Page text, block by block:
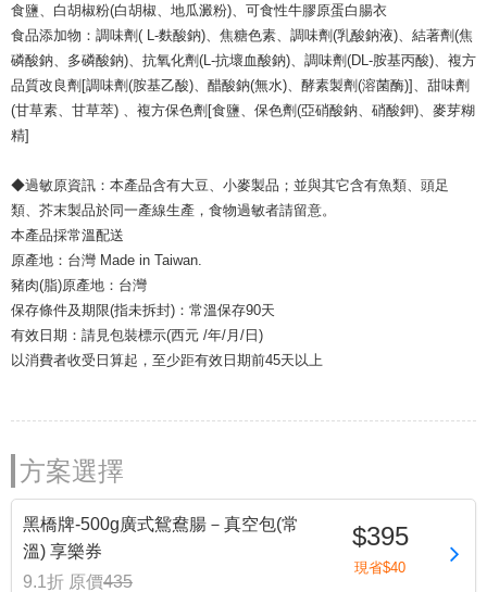
食鹽、白胡椒粉(白胡椒、地瓜澱粉)、可食性牛膠原蛋白腸衣
食品添加物：調味劑( L-麩酸鈉)、焦糖色素、調味劑(乳酸鈉液)、結著劑(焦
磷酸鈉、多磷酸鈉)、抗氧化劑(L-抗壞血酸鈉)、調味劑(DL-胺基丙酸)、複方
品質改良劑[調味劑(胺基乙酸)、醋酸鈉(無水)、酵素製劑(溶菌酶)]、甜味劑
(甘草素、甘草萃) 、複方保色劑[食鹽、保色劑(亞硝酸鈉、硝酸鉀)、麥芽糊
精]
◆過敏原資訊：本產品含有大豆、小麥製品；並與其它含有魚類、頭足
類、芥末製品於同一產線生產，食物過敏者請留意。
本產品採常溫配送
原產地：台灣 Made in Taiwan.
豬肉(脂)原產地：台灣
保存條件及期限(指未拆封)：常溫保存90天
有效日期：請見包裝標示(西元 /年/月/日)
以消費者收受日算起，至少距有效日期前45天以上
方案選擇
黑橋牌-500g廣式鴛鴦腸－真空包(常
溫) 享樂券
9.1折 原價435
$395
現省$40